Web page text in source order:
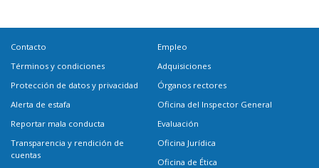
Contacto
Términos y condiciones
Protección de datos y privacidad
Alerta de estafa
Reportar mala conducta
Transparencia y rendición de
cuentas
Empleo
Adquisiciones
Órganos rectores
Oficina del Inspector General
Evaluación
Oficina Jurídica
Oficina de Ética